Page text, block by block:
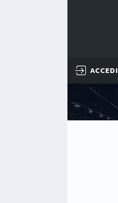
ACCEDI